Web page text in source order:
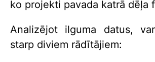
ko projekti pavada katrā dēļa
Analizējot ilguma datus,
starp diviem rādītājiem: